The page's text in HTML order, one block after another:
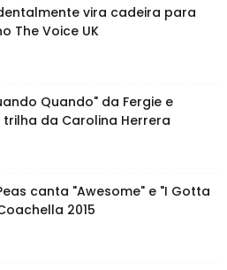
vira cadeira para
The Voice UK
Quando" da Fergie e
trilha da Carolina Herrera
canta "Awesome" e "I Gotta
2015